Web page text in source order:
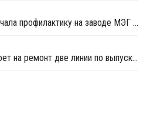
Xinjiang Tianye Chemical начала профилактику на заводе МЭГ в Китае
Hengli Petrochemical закроет на ремонт две линии по выпуску ТФК в сентябре-октябре